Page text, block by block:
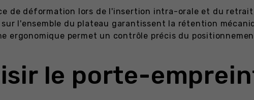
de déformation lors de l'insertion intra-orale et du
l'ensemble du plateau garantissent la rétention
ergonomique permet un contrôle précis du
le porte-